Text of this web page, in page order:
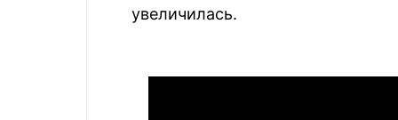
увеличилась.